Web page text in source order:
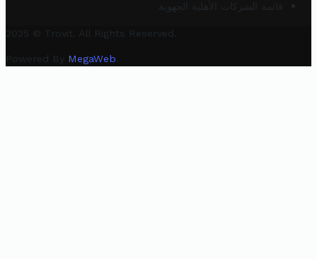
قائمة الشركات الأهلية الجهوية
2025 © Trovit. All Rights Reserved.
Powered By MegaWeb